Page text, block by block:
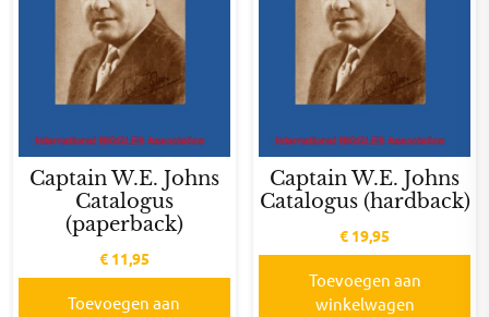
Captain W.E. Johns
Catalogus
(paperback)
€11,95
Toevoegen aan
Captain W.E. Johns
Catalogus (hardback)
€ 19,95
Toevoegen aan
winkelwagen